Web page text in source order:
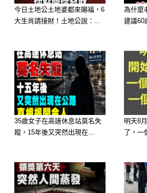
今日土地公土地婆都來賜福，6
大生肖請接財！土地公說：...
為什麼
建議60
35歲女子在高速休息站莫名失
蹤，15年後又突然出現在...
明天8
了，一